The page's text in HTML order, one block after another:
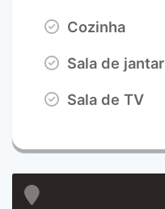
Cozinha
Sala de jantar
Sala de TV